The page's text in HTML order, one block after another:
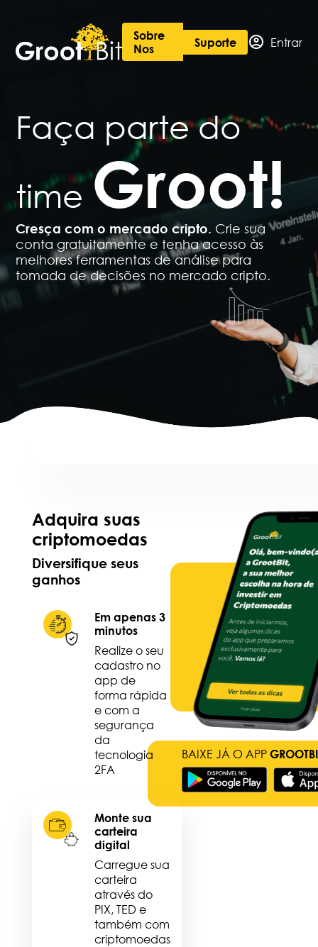
Sobre
Nos
Suporte Entrar
Faça parte do
time Groot!
Cresça com o mercado cripto. Crie sua
conta gratuitamente e tenha acesso às
melhores ferramentas de análise para
tomada de decisões no mercado cripto.
Adquira suas
criptomoedas
Diversifique seus
ganhos
Em apenas 3
minutos
Realize o seu
cadastro no
app de
forma rápida
e com a
segurança
da
tecnologia
2FA
Monte sua
carteira
digital
Carregue sua
carteira
através do
PIX, TED e
também com
criptomoedas
BAIXE JÁ O APP